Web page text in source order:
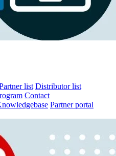
list Distributor list
Contact
Partner portal